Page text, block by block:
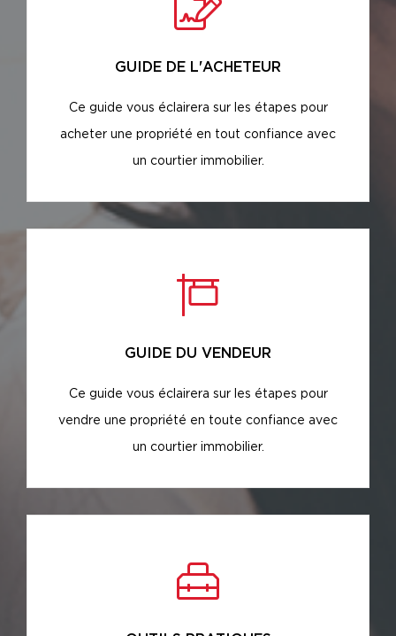
GUIDE DE L'ACHETEUR
Ce guide vous éclairera sur les étapes pour
acheter une propriété en tout confiance avec
un courtier immobilier.
GUIDE DU VENDEUR
Ce guide vous éclairera sur les étapes pour
vendre une propriété en toute confiance avec
un courtier immobilier.